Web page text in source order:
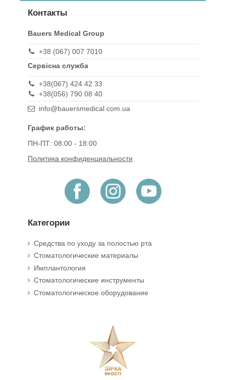
Контакты
Bauers Medical Group
+38 (067) 007 7010
Сервісна служба
+38(067) 424 42 33
+38(056) 790 08 40
info@bauersmedical.com.ua
График работы:
ПН-ПТ: 08:00 - 18:00
Политика конфиденциальности
Категории
Средства по уходу за полостью рта
Стоматологические материалы
Имплантология
Стоматологические инструменты
Стоматологическое оборудование